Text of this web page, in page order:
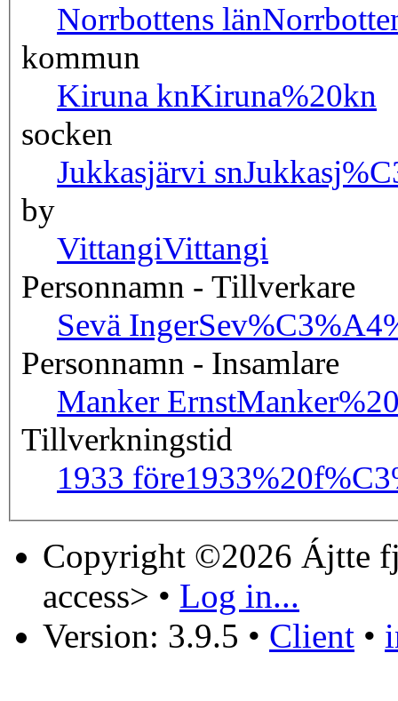
Norrbottens län
kommun
Kiruna knKiruna%20kn
socken
Jukkasjärvi sn
by
VittangiVittangi
Personnamn - Tillverkare
Sevä Inger
Personnamn - Insamlare
Manker Ernst
Tillverkningstid
1933 före
Copyright ©2026 Ájtte
access> • Log in...
Version: 3.9.5 • Client •